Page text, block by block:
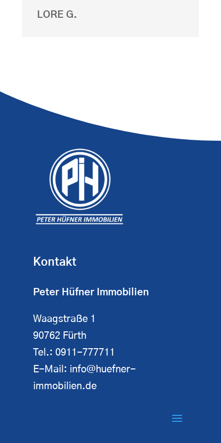
LORE G.
Kontakt
Peter Hüfner Immobilien
Waagstraße 1
90762 Fürth
Tel.: 0911-777711
E-Mail: info@huefner-
immobilien.de